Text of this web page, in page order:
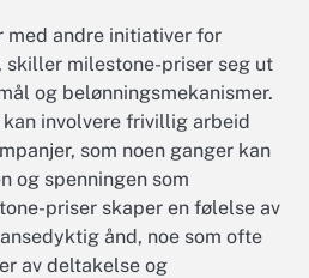
med andre initiativer for
skiller milestone-priser seg ut
og belønningsmekanismer.
involvere frivillig arbeid
som noen ganger kan
og spenningen som
priser skaper en følelse av
ånd, noe som ofte
av deltakelse og